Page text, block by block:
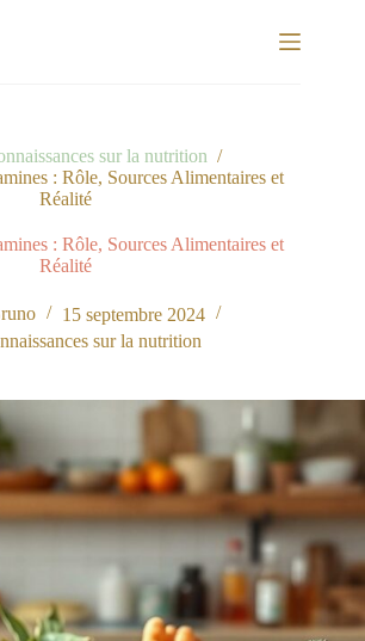
sur la nutrition /
: Rôle, Sources Alimentaires et
Réalité
: Rôle, Sources Alimentaires et
Réalité
15 septembre 2024
sur la nutrition